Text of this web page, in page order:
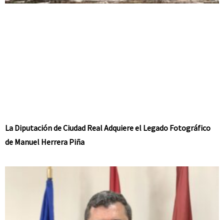
La Diputación de Ciudad Real Adquiere el Legado Fotográfico
de Manuel Herrera Piña